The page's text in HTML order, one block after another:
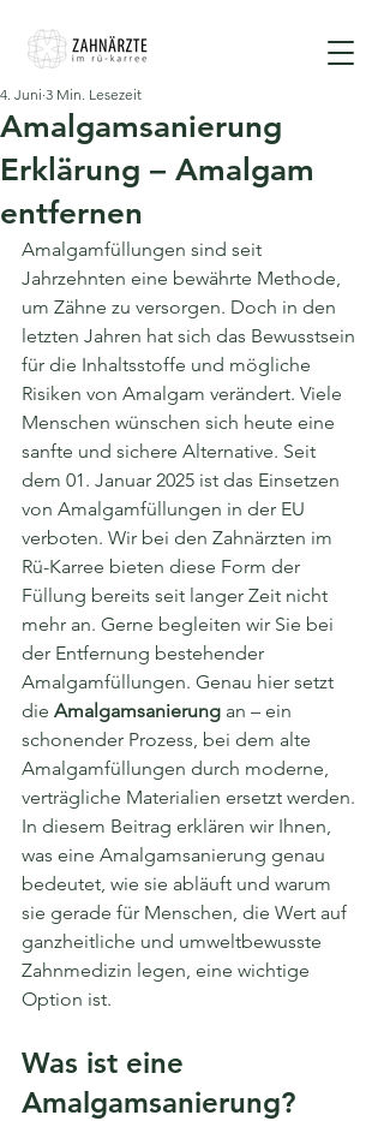
Amalgamsanierung
Erklärung – Amalgam
entfernen
4. Juni 3 Min. Lesezeit
Amalgamfüllungen sind seit
Jahrzehnten eine bewährte Methode,
um Zähne zu versorgen. Doch in den
letzten Jahren hat sich das Bewusstsein
für die Inhaltsstoffe und mögliche
Risiken von Amalgam verändert. Viele
Menschen wünschen sich heute eine
sanfte und sichere Alternative. Seit
dem 01. Januar 2025 ist das Einsetzen
von Amalgamfüllungen in der EU
verboten. Wir bei den Zahnärzten im
Rü-Karree bieten diese Form der
Füllung bereits seit langer Zeit nicht
mehr an. Gerne begleiten wir Sie bei
der Entfernung bestehender
Amalgamfüllungen. Genau hier setzt
die Amalgamsanierung an – ein
schonender Prozess, bei dem alte
Amalgamfüllungen durch moderne,
verträgliche Materialien ersetzt werden.
In diesem Beitrag erklären wir Ihnen,
was eine Amalgamsanierung genau
bedeutet, wie sie abläuft und warum
sie gerade für Menschen, die Wert auf
ganzheitliche und umweltbewusste
Zahnmedizin legen, eine wichtige
Option ist.
Was ist eine
Amalgamsanierung?